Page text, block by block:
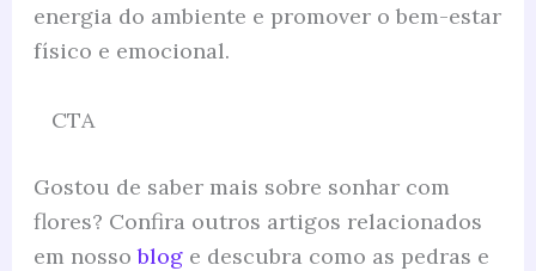
energia do ambiente e promover o bem-estar
físico e emocional.
CTA
Gostou de saber mais sobre sonhar com
flores? Confira outros artigos relacionados
em nossobloge descubra como as pedras e